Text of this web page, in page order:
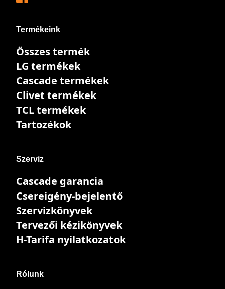
Termékeink
Összes termék
LG termékek
Cascade termékek
Clivet termékek
TCL termékek
Tartozékok
Szerviz
Cascade garancia
Csereigény-bejelentő
Szervizkönyvek
Tervezői kézikönyvek
H-Tarifa nyilatkozatok
Rólunk